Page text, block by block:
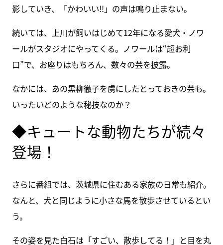
影していき、「かわいい!!」の声は鳴り止まない。
続いては、上川が飼いはじめて12年になる愛犬・ノワ
ールがスタジオにやってくる。ノワールは“超お利
口”で、お座りはもちろん、数々の芸を披露。
なかには、あの黒柳徹子を虜にしたとっておきの芸も。
いったいどのような秘技なのか？
◆キュートな動物たちが続々
登場！
さらに番組では、茨城県に住むある家族の日常も紹介。
なんと、犬と同じように小さな馬を散歩させているとい
う。
その姿を見た白石は「すごい、散歩してる！」と目を丸